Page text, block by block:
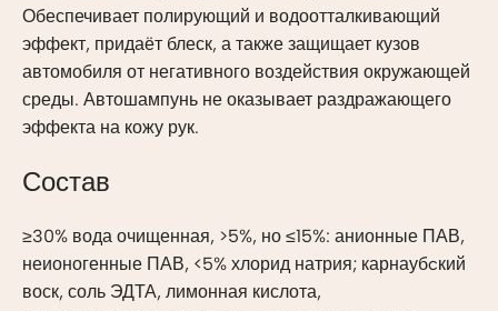
Обеспечивает полирующий и водоотталкивающий
эффект, придаёт блеск, а также защищает кузов
автомобиля от негативного воздействия окружающей
среды. Автошампунь не оказывает раздражающего
эффекта на кожу рук.
Состав
≥30% вода очищенная, >5%, но ≤15%: анионные ПАВ,
неионогенные ПАВ, <5% хлорид натрия; карнаубcкий
воск, соль ЭДТА, лимонная кислота,